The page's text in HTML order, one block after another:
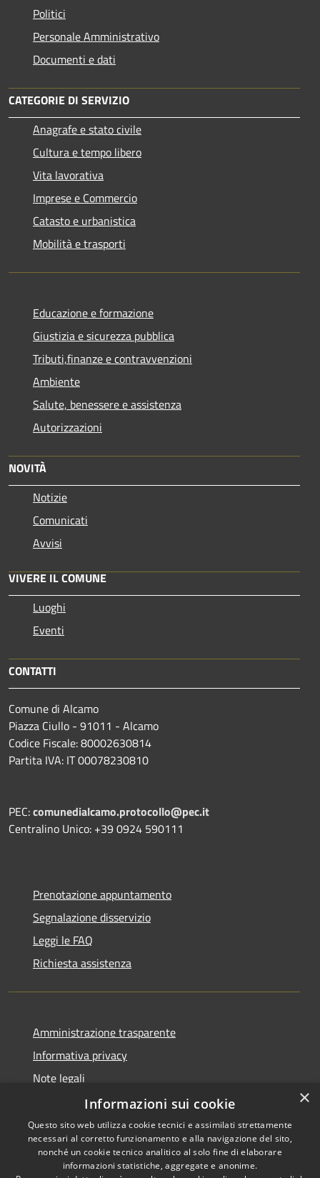
Politici
Personale Amministrativo
Documenti e dati
CATEGORIE DI SERVIZIO
Anagrafe e stato civile
Cultura e tempo libero
Vita lavorativa
Imprese e Commercio
Catasto e urbanistica
Mobilità e trasporti
Educazione e formazione
Giustizia e sicurezza pubblica
Tributi,finanze e contravvenzioni
Ambiente
Salute, benessere e assistenza
Autorizzazioni
NOVITÀ
Notizie
Comunicati
Avvisi
VIVERE IL COMUNE
Luoghi
Eventi
CONTATTI
Comune di Alcamo
Piazza Ciullo - 91011 - Alcamo
Codice Fiscale: 80002630814
Partita IVA: IT 00078230810
PEC:comunedialcamo.protocollo@pec.it
Centralino Unico: +39 0924 590111
Prenotazione appuntamento
Segnalazione disservizio
Leggi le FAQ
Richiesta assistenza
Amministrazione trasparente
Informativa privacy
Note legali
Dichiarazione di accessibilità
RSS Copyright © 2026 • Comune di
×
Informazioni sui cookie
Questo sito web utilizza cookie tecnici e assimilati strettamente
necessari al corretto funzionamento e alla navigazione del sito,
nonché un cookie tecnico analitico al solo fine di elaborare
informazioni statistiche, aggregate e anonime.